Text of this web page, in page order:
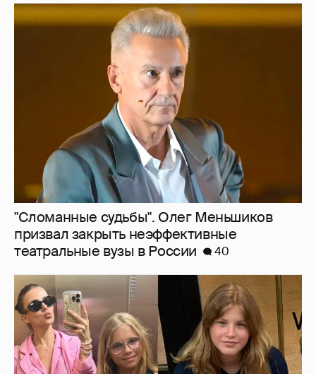
"Сломанные судьбы". Олег Меньшиков
призвал закрыть неэффективные
театральные вузы в России
Внучки Светланы и Фёдора Бондарчук
отдыхают в Испании с матерью и братьями
33